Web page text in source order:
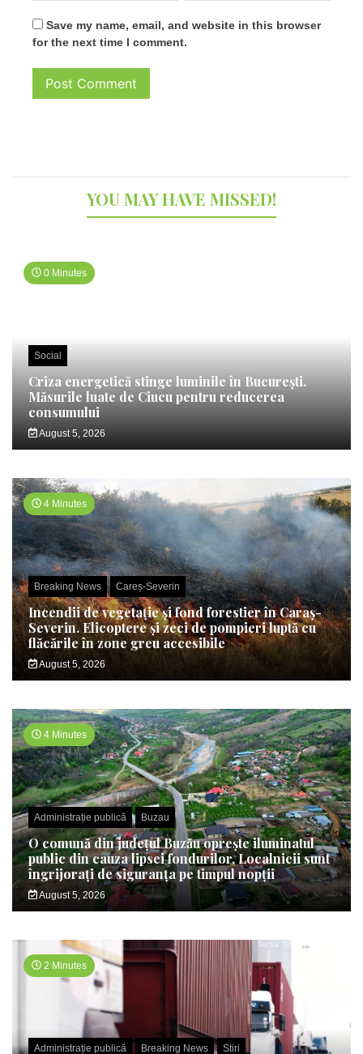
Save my name, email, and website in this browser
for the next time I comment.
YOU MAY HAVE MISSED!
0 Minutes
Social
Criza energetică stinge luminile în București.
Măsurile luate de Ciucu pentru reducerea
consumului
August 5, 2026
4 Minutes
Breaking News Careș-Severin
Incendii de vegetație și fond forestier în Caraș-
Severin. Elicoptere și zeci de pompieri luptă cu
flăcările în zone greu accesibile
August 5, 2026
4 Minutes
Administrație publică Buzau
O comună din județul Buzău oprește iluminatul
public din cauza lipsei fondurilor. Localnicii sunt
îngrijorați de siguranța pe timpul nopții
August 5, 2026
2 Minutes
Administrație publică Breaking News Stiri